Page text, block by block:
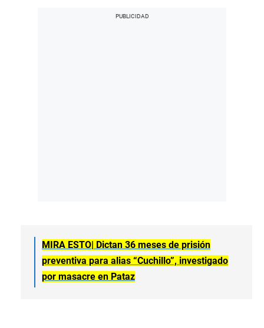
MIRA ESTO| Dictan 36 meses de prisión
preventiva para alias “Cuchillo”, investigado
por masacre en Pataz